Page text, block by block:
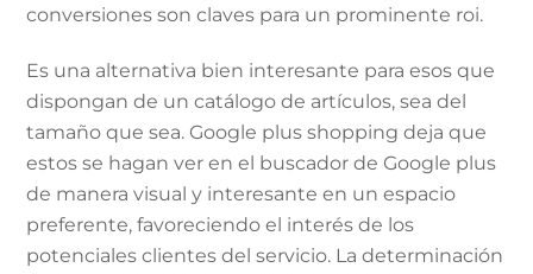
conversiones son claves para un prominente roi.
Es una alternativa bien interesante para esos que
dispongan de un catálogo de artículos, sea del
tamaño que sea. Google plus shopping deja que
estos se hagan ver en el buscador de Google plus
de manera visual y interesante en un espacio
preferente, favoreciendo el interés de los
potenciales clientes del servicio. La determinación